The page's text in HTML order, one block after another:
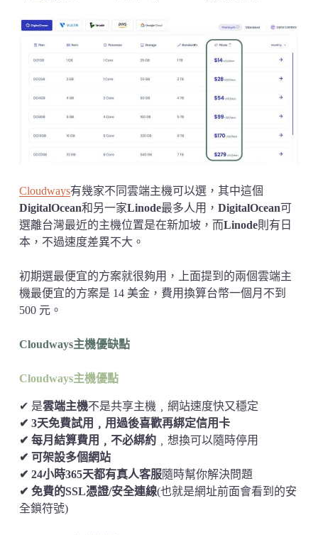
Cloudways有幾家不同雲端主機可以選，其中這個
DigitalOcean和另一家Linode最多人用， DigitalOcean可
選離台灣最近的主機位置是在新加坡，而Linode則有日
本，不過速度差異不大。
初期選最便宜的方案就很夠用，上面提到的兩個雲端主
機最便宜的方案是 14 美金，費用換算台幣一個月不到
500 元。
Cloudways主機優缺點
Cloudways主機優點
✔ 是雲端主機不是共享主機﹐網站速度快又穩定
✔ 3天免費試用﹐用過後喜歡再綁定信用卡
✔ 每月結算費用﹐不必綁約﹐想換可以隨時停用
✔ 可架設多個網站
✔ 24小時365天都有真人客服隨時幫你解決問題
✔ 免費的SSL憑證/安全連線(也就是網址前面會看到的安
全鎖符號)